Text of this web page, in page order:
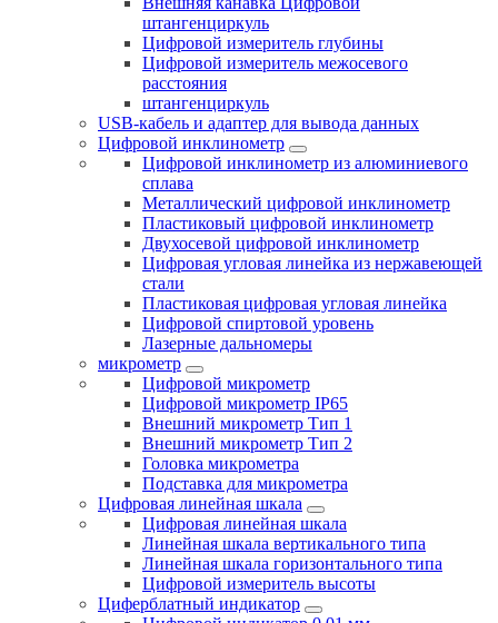
штангенциркуль
Цифровой измеритель глубины
Цифровой измеритель межосевого
расстояния
штангенциркуль
USB-кабель и адаптер для вывода данных
Цифровой инклинометр
Цифровой инклинометр из алюминиевого
сплава
Металлический цифровой инклинометр
Пластиковый цифровой инклинометр
Двухосевой цифровой инклинометр
Цифровая угловая линейка из нержавеющей
стали
Пластиковая цифровая угловая линейка
Цифровой спиртовой уровень
Лазерные дальномеры
микрометр
Цифровой микрометр
Цифровой микрометр IP65
Внешний микрометр Тип 1
Внешний микрометр Тип 2
Головка микрометра
Подставка для микрометра
Цифровая линейная шкала
Цифровая линейная шкала
Линейная шкала вертикального типа
Линейная шкала горизонтального типа
Цифровой измеритель высоты
Циферблатный индикатор